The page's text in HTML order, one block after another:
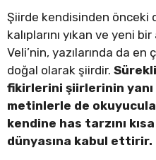
Şiirde kendisinden önceki
kalıplarını yıkan ve yeni
Veli’nin, yazılarında da
doğal olarak şiirdir.
fikirlerini şiirlerinin yanı
metinlerle de
kendine has tarzını
dünyasına kabul ettirir.